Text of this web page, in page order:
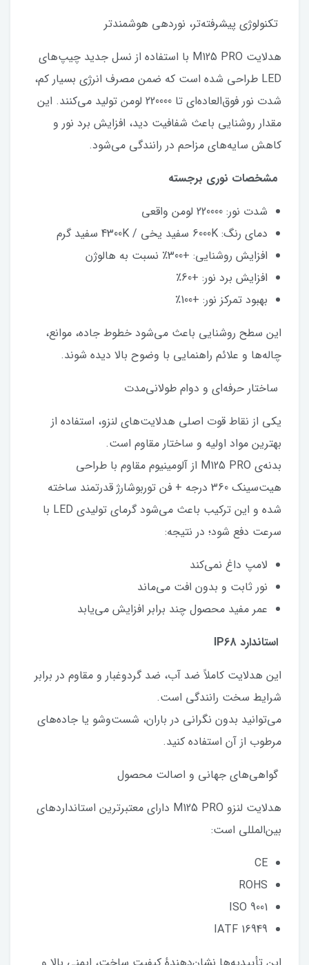
تکنولوژی پیشرفته‌تر، نوردهی هوشمندتر
هدلایت M125 PRO با استفاده از نسل جدید چیپ‌های
LED طراحی شده است که ضمن مصرف انرژی بسیار کم،
شدت نور فوق‌العاده‌ای تا 220000 لومن تولید می‌کنند. این
مقدار روشنایی باعث شفافیت دید، افزایش برد نور و
کاهش سایه‌های مزاحم در رانندگی می‌شود.
مشخصات نوری برجسته
شدت نور: 220000 لومن واقعی
دمای رنگ:‌ 6000K سفید یخی / 4300K سفید گرم
افزایش روشنایی: +300٪ نسبت به هالوژن
افزایش برد نور: +60٪
بهبود تمرکز نور: +100٪
این سطح روشنایی باعث می‌شود خطوط جاده، موانع،
چاله‌ها و علائم راهنمایی با وضوح بالا دیده شوند.
ساختار حرفه‌ای و دوام طولانی‌مدت
یکی از نقاط قوت اصلی هدلایت‌های لنزو، استفاده از
بهترین مواد اولیه و ساختار مقاوم است.
بدنه‌ی M125 PRO از آلومینیوم مقاوم با طراحی
هیت‌سینک 360 درجه + فن توربوشارژ قدرتمند ساخته
شده و این ترکیب باعث می‌شود گرمای تولیدی LED با
سرعت دفع شود؛ در نتیجه:
لامپ داغ نمی‌کند
نور ثابت و بدون افت می‌ماند
عمر مفید محصول چند برابر افزایش می‌یابد
استاندارد IP68
این هدلایت کاملاً ضد آب، ضد گردوغبار و مقاوم در برابر
شرایط سخت رانندگی است.
می‌توانید بدون نگرانی در باران، شست‌وشو یا جاده‌های
مرطوب از آن استفاده کنید.
گواهی‌های جهانی و اصالت محصول
هدلایت لنزو M125 PRO دارای معتبرترین استانداردهای
بین‌المللی است:
CE
ROHS
ISO 9001
IATF 16949